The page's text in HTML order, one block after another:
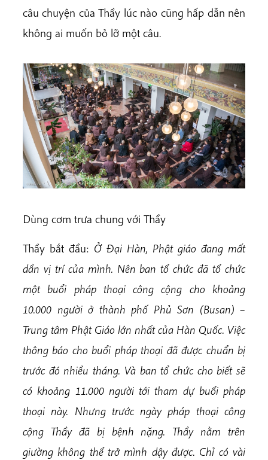
câu chuyện của Thầy lúc nào cũng hấp dẫn nên
không ai muốn bỏ lỡ một câu.
Dùng cơm trưa chung với Thầy
Thầy bắt đầu: Ở Đại Hàn, Phật giáo đang mất
dần vị trí của mình. Nên ban tổ chức đã tổ chức
một buổi pháp thoại công cộng cho khoảng
10.000 người ở thành phố Phủ Sơn (Busan) –
Trung tâm Phật Giáo lớn nhất của Hàn Quốc. Việc
thông báo cho buổi pháp thoại đã được chuẩn bị
trước đó nhiều tháng. Và ban tổ chức cho biết sẽ
có khoảng 11.000 người tới tham dự buổi pháp
thoại này. Nhưng trước ngày pháp thoại công
cộng Thầy đã bị bệnh nặng. Thầy nằm trên
giường không thể trở mình dậy được. Chỉ có vài